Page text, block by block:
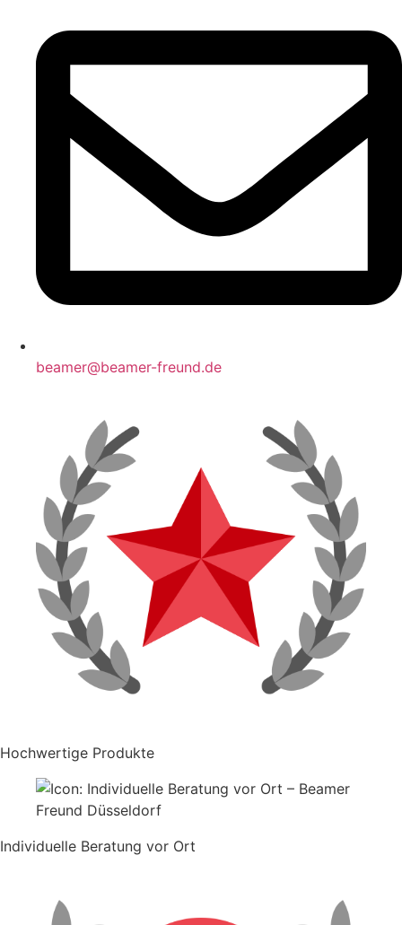
beamer@beamer-freund.de
Hochwertige Produkte
Individuelle Beratung vor Ort